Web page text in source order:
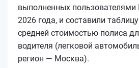
выполненных пользователями
2026 года, и составили
средней стоимостью полиса
водителя (легковой
регион — Москва).